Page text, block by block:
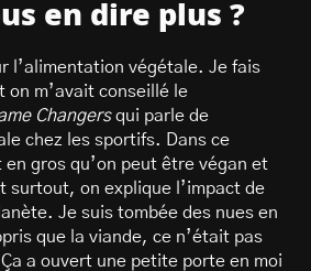
en dire plus ?
l’alimentation végétale. Je fais
on m’avait conseillé le
Changersqui parle de
chez les sportifs. Dans ce
gros qu’on peut être végan et
surtout, on explique l’impact de
Je suis tombée des nues en
que la viande, ce n’était pas
a ouvert une petite porte en moi